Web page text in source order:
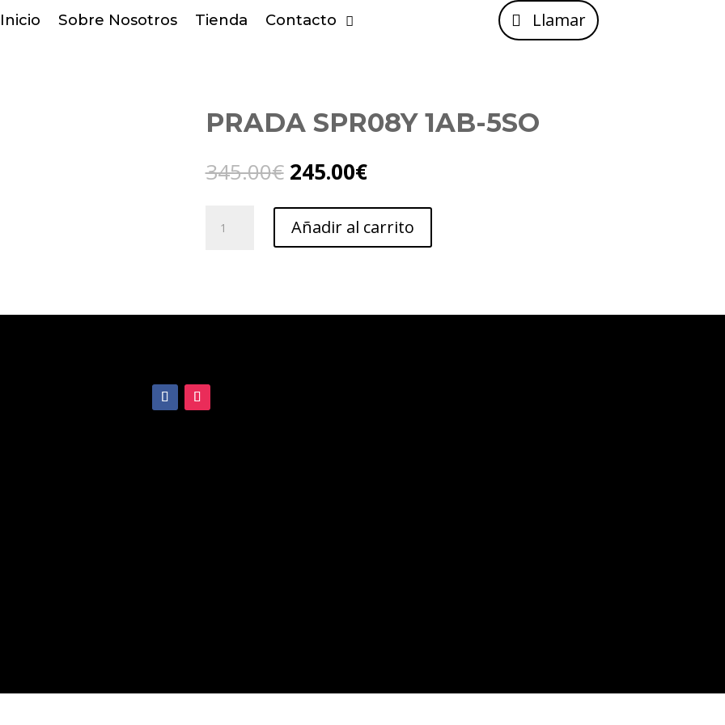
Inicio Sobre Nosotros Tienda Contacto Llamar
PRADA SPR08Y 1AB-5SO
345.00€ El
precio
original
era:
345.00€.
245.00€El
precio
actual
es:
245.00€.
spr08y
Añadir al carrito